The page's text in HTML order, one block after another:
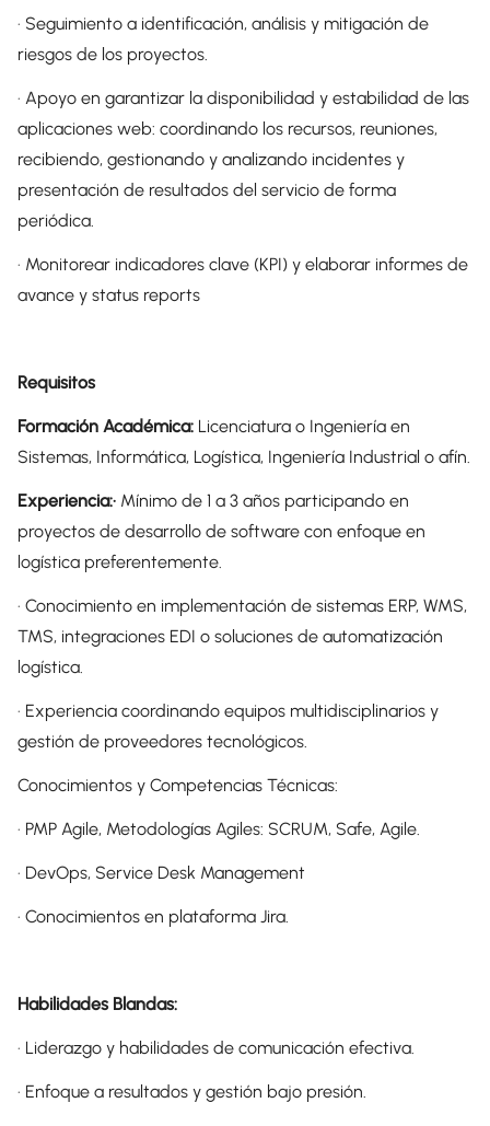
· Seguimiento a identificación, análisis y mitigación de
riesgos de los proyectos.
· Apoyo en garantizar la disponibilidad y estabilidad de las
aplicaciones web: coordinando los recursos, reuniones,
recibiendo, gestionando y analizando incidentes y
presentación de resultados del servicio de forma
periódica.
· Monitorear indicadores clave (KPI) y elaborar informes de
avance y status reports
Requisitos
Formación Académica: Licenciatura o Ingeniería en
Sistemas, Informática, Logística, Ingeniería Industrial o afín.
Experiencia:· Mínimo de 1 a 3 años participando en
proyectos de desarrollo de software con enfoque en
logística preferentemente.
· Conocimiento en implementación de sistemas ERP, WMS,
TMS, integraciones EDI o soluciones de automatización
logística.
· Experiencia coordinando equipos multidisciplinarios y
gestión de proveedores tecnológicos.
Conocimientos y Competencias Técnicas:
· PMP Agile, Metodologías Agiles: SCRUM, Safe, Agile.
· DevOps, Service Desk Management
· Conocimientos en plataforma Jira.
Habilidades Blandas:
· Liderazgo y habilidades de comunicación efectiva.
· Enfoque a resultados y gestión bajo presión.